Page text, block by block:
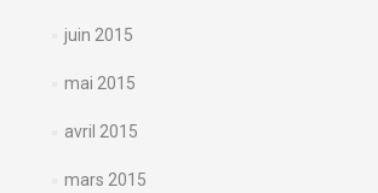
juin 2015
mai 2015
avril 2015
mars 2015